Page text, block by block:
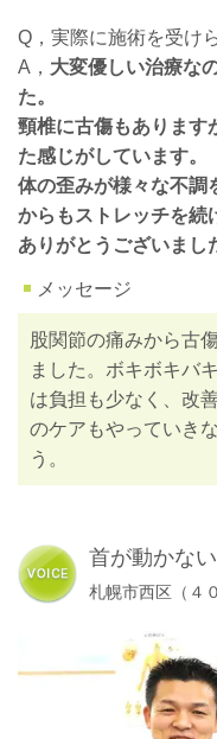
Q，実際に施術を受け
A， 大変優しい治療な
た。
頸椎に古傷もあります
た感じがしています。
体の歪みが様々な不調
からもストレッチを続
ありがとうございまし
メッセージ
股関節の痛みから古
ました。ボキボキバ
は負担も少なく、改
のケアもやっていき
う。
首が動かない
札幌市西区（４